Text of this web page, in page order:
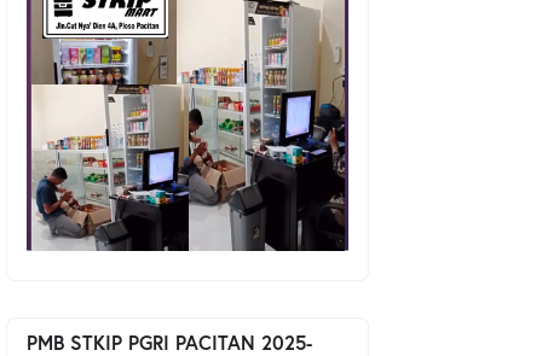
PMB STKIP PGRI PACITAN 2025-